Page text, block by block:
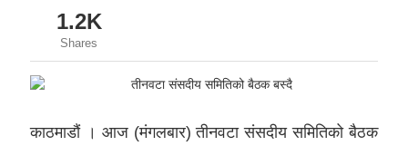
1.2K
Shares
काठमाडौं । आज (मंगलबार) तीनवटा संसदीय समितिको बैठक